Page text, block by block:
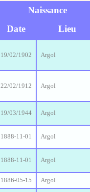
Naissance
Date
Lieu
19/02/1902 Argol
22/02/1912 Argol
19/03/1944 Argol
1888-11-01 Argol
1888-11-01 Argol
1886-05-15 Argol